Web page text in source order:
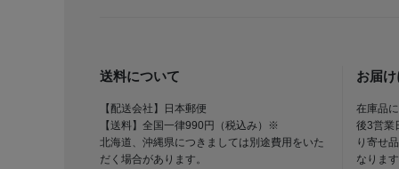
送料について
【配送会社】日本郵便
【送料】全国一律990円（税込み）※
北海道、沖縄県につきましては別途費用をいた
だく場合があります。
お届
在庫品
後3営業
り寄せ
なりま